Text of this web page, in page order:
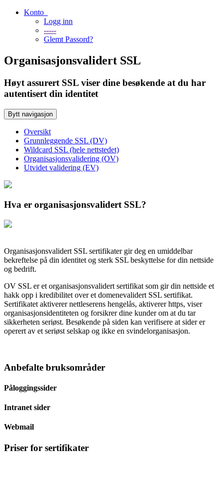
Konto
Logg inn
-----
Glemt Passord?
Organisasjonsvalidert SSL
Høyt assurert SSL viser dine besøkende at du har
autentisert din identitet
Bytt navigasjon
Oversikt
Grunnleggende SSL (DV)
Wildcard SSL (hele nettstedet)
Organisasjonsvalidering (OV)
Utvidet validering (EV)
Hva er organisasjonsvalidert SSL?
Organisasjonsvalidert SSL sertifikater gir deg en umiddelbar
bekreftelse på din identitet og sterk SSL beskyttelse for din nettside
og bedrift.
OV SSL er et organisasjonsvalidert sertifikat som gir din nettside et
hakk opp i kredibilitet over et domenevalidert SSL sertifikat.
Sertifikatet aktiverer nettleserens hengelås, aktiverer https, viser
organisasjonsidentiteten og forsikrer dine kunder om at du tar
sikkerheten seriøst. Besøkende på siden kan verifisere at sider er
operert av et seriøst selskap og ikke en svindelorganisasjon.
Anbefalte bruksområder
Påloggingssider
Intranet sider
Webmail
Priser for sertifikater